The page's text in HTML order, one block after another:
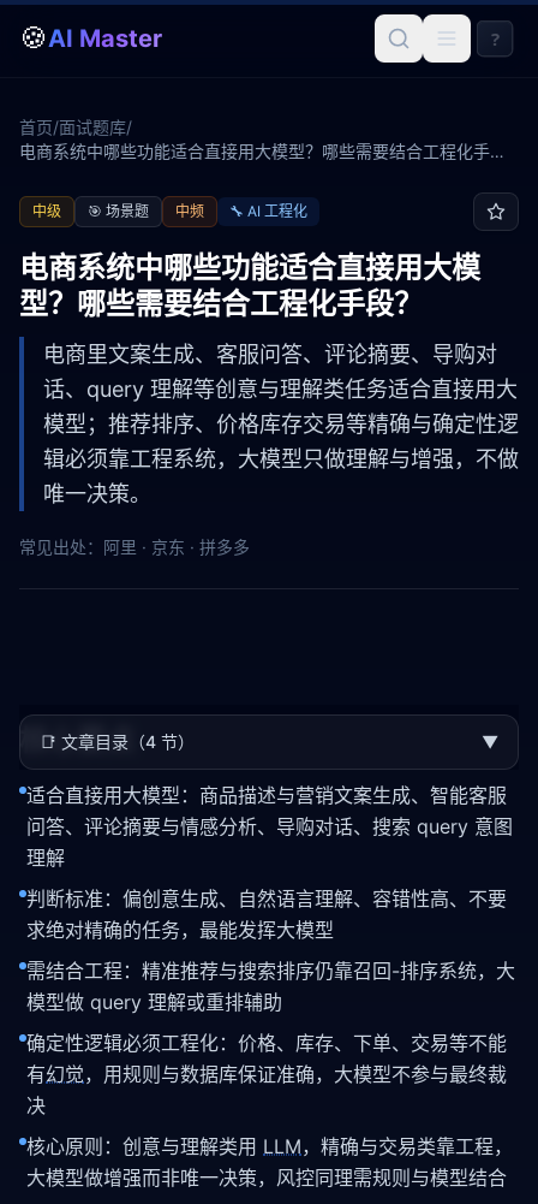
🍪AI Master ?
首页/面试题库/
电商系统中哪些功能适合直接用大模型？哪些需要结合工程化手
中级 🎯 场景题 中频 🔧 AI 工程化
电商系统中哪些功能适合直接用大模
型？哪些需要结合工程化手段？
电商里文案生成、客服问答、评论摘要、导购对
话、query 理解等创意与理解类任务适合直接用大
模型；推荐排序、价格库存交易等精确与确定性逻
辑必须靠工程系统，大模型只做理解与增强，不做
唯一决策。
常见出处： 阿里 · 京东 · 拼多多
📑 文章目录（4 节） ▼
核心要点
适合直接用大模型：商品描述与营销文案生成、智能客服
问答、评论摘要与情感分析、导购对话、搜索 query 意图
理解
判断标准：偏创意生成、自然语言理解、容错性高、不要
求绝对精确的任务，最能发挥大模型
需结合工程：精准推荐与搜索排序仍靠召回-排序系统，大
模型做 query 理解或重排辅助
确定性逻辑必须工程化：价格、库存、下单、交易等不能
有幻觉，用规则与数据库保证准确，大模型不参与最终裁
决
核心原则：创意与理解类用 LLM，精确与交易类靠工程，
大模型做增强而非唯一决策，风控同理需规则与模型结合